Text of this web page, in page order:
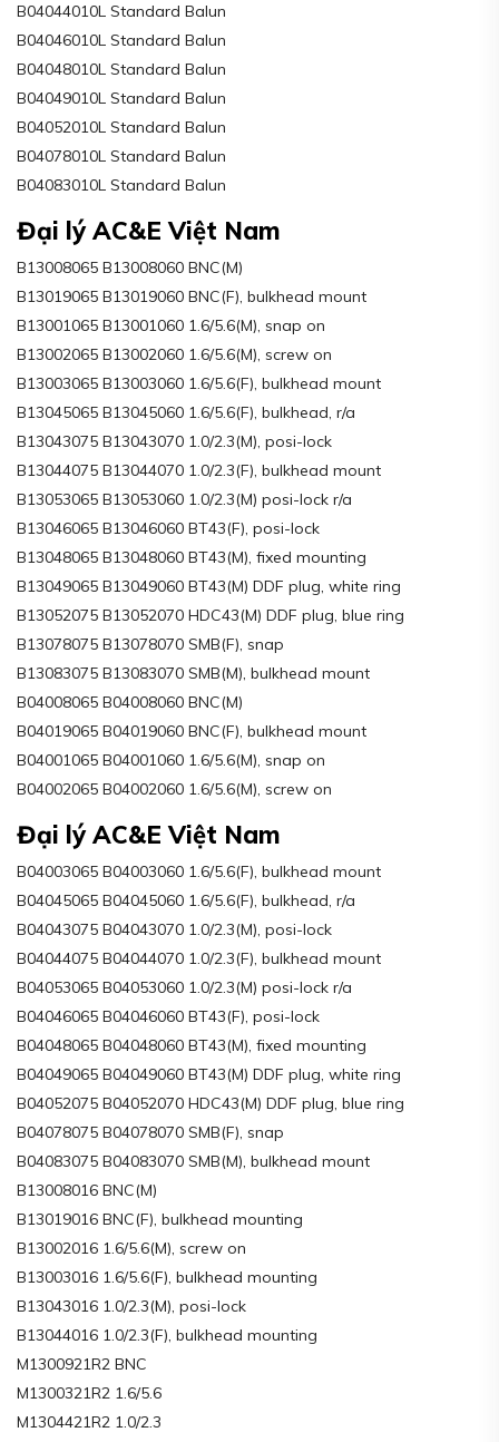
B04044010L Standard Balun
B04046010L Standard Balun
B04048010L Standard Balun
B04049010L Standard Balun
B04052010L Standard Balun
B04078010L Standard Balun
B04083010L Standard Balun
Đại lý AC&E Việt Nam
B13008065 B13008060 BNC(M)
B13019065 B13019060 BNC(F), bulkhead mount
B13001065 B13001060 1.6/5.6(M), snap on
B13002065 B13002060 1.6/5.6(M), screw on
B13003065 B13003060 1.6/5.6(F), bulkhead mount
B13045065 B13045060 1.6/5.6(F), bulkhead, r/a
B13043075 B13043070 1.0/2.3(M), posi-lock
B13044075 B13044070 1.0/2.3(F), bulkhead mount
B13053065 B13053060 1.0/2.3(M) posi-lock r/a
B13046065 B13046060 BT43(F), posi-lock
B13048065 B13048060 BT43(M), fixed mounting
B13049065 B13049060 BT43(M) DDF plug, white ring
B13052075 B13052070 HDC43(M) DDF plug, blue ring
B13078075 B13078070 SMB(F), snap
B13083075 B13083070 SMB(M), bulkhead mount
B04008065 B04008060 BNC(M)
B04019065 B04019060 BNC(F), bulkhead mount
B04001065 B04001060 1.6/5.6(M), snap on
B04002065 B04002060 1.6/5.6(M), screw on
Đại lý AC&E Việt Nam
B04003065 B04003060 1.6/5.6(F), bulkhead mount
B04045065 B04045060 1.6/5.6(F), bulkhead, r/a
B04043075 B04043070 1.0/2.3(M), posi-lock
B04044075 B04044070 1.0/2.3(F), bulkhead mount
B04053065 B04053060 1.0/2.3(M) posi-lock r/a
B04046065 B04046060 BT43(F), posi-lock
B04048065 B04048060 BT43(M), fixed mounting
B04049065 B04049060 BT43(M) DDF plug, white ring
B04052075 B04052070 HDC43(M) DDF plug, blue ring
B04078075 B04078070 SMB(F), snap
B04083075 B04083070 SMB(M), bulkhead mount
B13008016 BNC(M)
B13019016 BNC(F), bulkhead mounting
B13002016 1.6/5.6(M), screw on
B13003016 1.6/5.6(F), bulkhead mounting
B13043016 1.0/2.3(M), posi-lock
B13044016 1.0/2.3(F), bulkhead mounting
M1300921R2 BNC
M1300321R2 1.6/5.6
M1304421R2 1.0/2.3